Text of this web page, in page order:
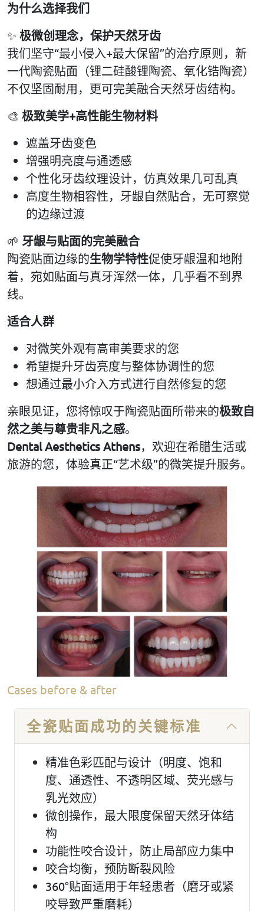
为什么选择我们
✨ 极微创理念，保护天然牙齿
我们坚守“最小侵入+最大保留”的治疗原则，新
一代陶瓷贴面（锂二硅酸锂陶瓷、氧化锆陶瓷）
不仅坚固耐用，更可完美融合天然牙齿结构。
🎨 极致美学+高性能生物材料
遮盖牙齿变色
增强明亮度与通透感
个性化牙齿纹理设计，仿真效果几可乱真
高度生物相容性，牙龈自然贴合，无可察觉
的边缘过渡
🌱 牙龈与贴面的完美融合
陶瓷贴面边缘的生物学特性促使牙龈温和地附
着，宛如贴面与真牙浑然一体，几乎看不到界
线。
适合人群
对微笑外观有高审美要求的您
希望提升牙齿亮度与整体协调性的您
想通过最小介入方式进行自然修复的您
亲眼见证，您将惊叹于陶瓷贴面所带来的极致自
然之美与尊贵非凡之感。
Dental Aesthetics Athens，欢迎在希腊生活或
旅游的您，体验真正“艺术级”的微笑提升服务。
Cases before & after
全瓷贴面成功的关键标准
精准色彩匹配与设计（明度、饱和
度、通透性、不透明区域、荧光感与
乳光效应）
微创操作，最大限度保留天然牙体结
构
功能性咬合设计，防止局部应力集中
咬合均衡，预防断裂风险
360°贴面适用于年轻患者（磨牙或紧
咬导致严重磨耗）